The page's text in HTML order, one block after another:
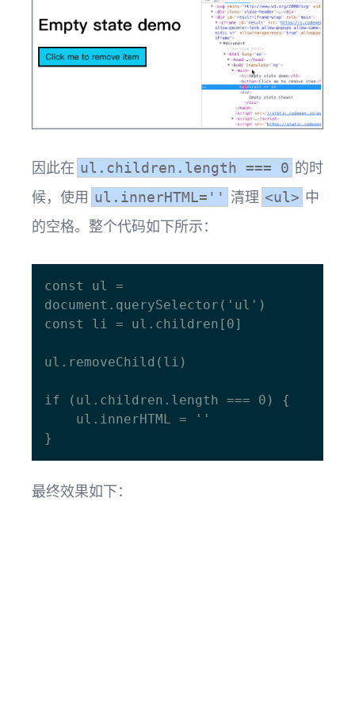
因此在 ul.children.length === 0 的时
候，使用 ul.innerHTML='' 清理 <ul> 中
的空格。整个代码如下所示：
const ul =
document.querySelector('ul')
const li = ul.children[0]
ul.removeChild(li)
if (ul.children.length === 0) {
最终效果如下：